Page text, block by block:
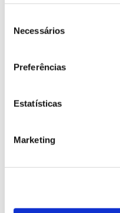
Necessários
Preferências
Estatísticas
Marketing
Salle à manger